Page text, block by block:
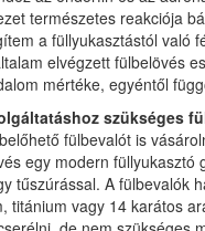
természetes reakciója
a füllyukasztástól való
elvégzett fülbelövés
mértéke, egyéntől
szükséges
fülbevalót is
egy modern füllyukasztó
tűszúrással. A fülbevalók
titánium vagy 14 karátos